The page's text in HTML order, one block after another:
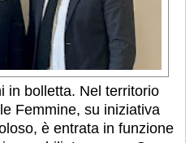
in bolletta. Nel territorio
Femmine, su iniziativa
è entrata in funzione